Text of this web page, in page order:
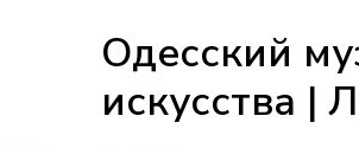
Одесский
искусства |